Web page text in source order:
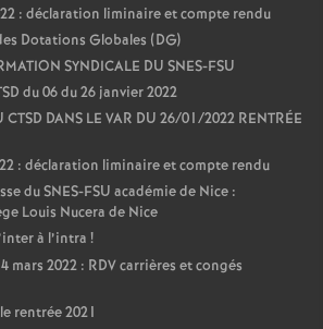
: déclaration liminaire et compte rendu
Dotations Globales (DG)
SYNDICALE DU SNES-FSU
du 06 du 26 janvier 2022
DANS LE VAR DU 26/01/2022 RENTRÉE
: déclaration liminaire et compte rendu
du SNES-FSU académie de Nice :
Louis Nucera de Nice
à l’intra !
mars 2022 : RDV carrières et congés
rentrée 2021